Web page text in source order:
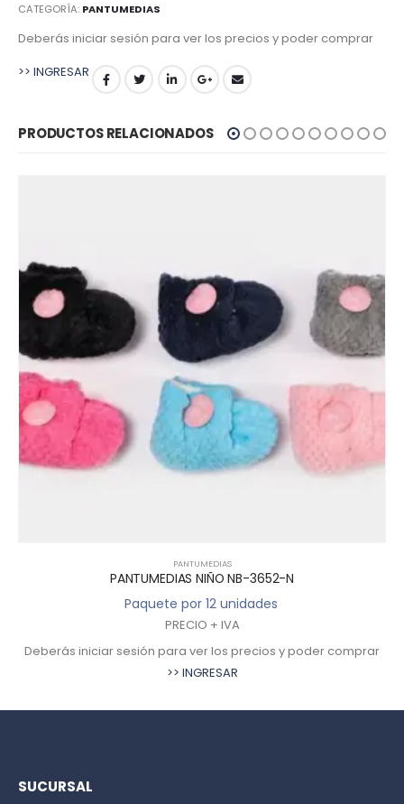
CATEGORÍA: PANTUMEDIAS
Deberás iniciar sesión para ver los precios y poder comprar
>> INGRESAR
PRODUCTOS RELACIONADOS
PANTUMEDIAS
PANTUMEDIAS NIÑO NB-3652-N
Paquete por 12 unidades
PRECIO + IVA
Deberás iniciar sesión para ver los precios y poder comprar
>> INGRESAR
SUCURSAL